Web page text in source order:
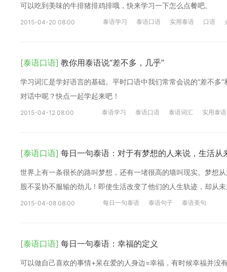
可以吃到美味的牛排猪排鸡排哦，快来学习一下怎么点餐吧。
2015-04-20 08:00 泰语学习 泰语口语 实用泰语 口语
[泰语口语] 教你用泰语说“差不多，几乎”
学习词汇是学好语言的基础。平时口语中我们常常会说的“差不多
对话中呢？快点一起学起来吧！
2015-04-12 08:00 泰语学习 泰语口语 泰语词汇 实用泰语
[泰语口语] 每日一句泰语：对于有梦想的人来说，生活从
世界上有一条很长的路叫梦想，还有一堵很高的墙叫现实。梦想
股不妥协不服输的劲儿！即使生活改变了他们的人生轨迹，却从
2015-04-08 08:00 每日一句泰语 泰语句子 泰语美句
[泰语口语] 每日一句泰语：幸福的定义
可以做自己喜欢的事情+呆在爱的人身边=幸福，有时候幸福并没